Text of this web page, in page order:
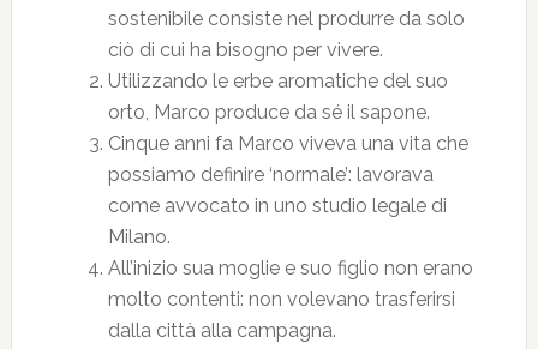
sostenibile consiste nel produrre da solo
ciò di cui ha bisogno per vivere.
Utilizzando le erbe aromatiche del suo
orto, Marco produce da sé il sapone.
Cinque anni fa Marco viveva una vita che
possiamo definire ‘normale’: lavorava
come avvocato in uno studio legale di
Milano.
All’inizio sua moglie e suo figlio non erano
molto contenti: non volevano trasferirsi
dalla città alla campagna.